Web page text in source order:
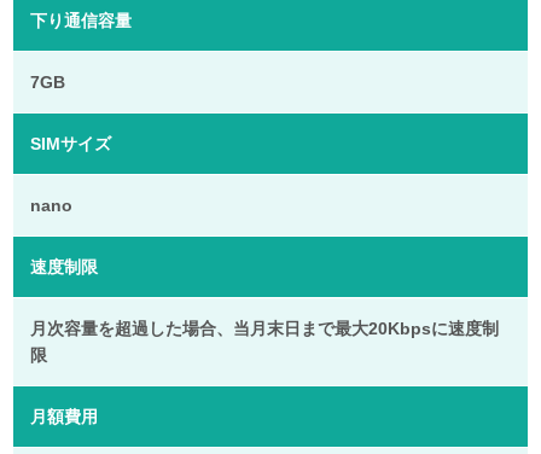
下り通信容量
7GB
SIMサイズ
nano
速度制限
月次容量を超過した場合、当月末日まで最大20Kbpsに速度制
限
月額費用